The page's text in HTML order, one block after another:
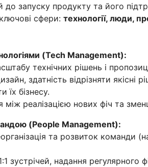
до запуску продукту та його
сфери: технології, люди,
(Tech Management):
технічних рішень і
здатність відрізняти якісні
їх бізнесу.
між реалізацією нових фіч та
(People Management):
та розвиток команди
зустрічей, надання регулярного